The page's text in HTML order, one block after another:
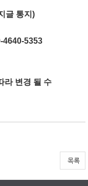
글 통지)
4640-5353
라 변경 될 수
목록